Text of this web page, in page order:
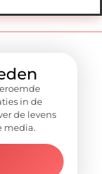
in de
de levens
media.